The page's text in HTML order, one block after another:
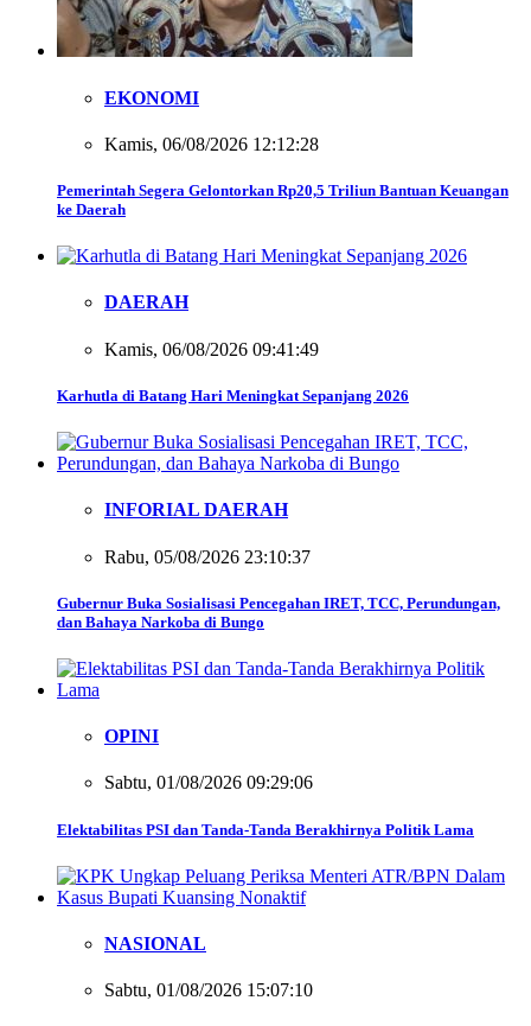
EKONOMI
Kamis, 06/08/2026 12:12:28
Pemerintah Segera Gelontorkan Rp20,5 Triliun Bantuan Keuangan
ke Daerah
DAERAH
Kamis, 06/08/2026 09:41:49
Karhutla di Batang Hari Meningkat Sepanjang 2026
INFORIAL DAERAH
Rabu, 05/08/2026 23:10:37
Gubernur Buka Sosialisasi Pencegahan IRET, TCC, Perundungan,
dan Bahaya Narkoba di Bungo
OPINI
Sabtu, 01/08/2026 09:29:06
Elektabilitas PSI dan Tanda-Tanda Berakhirnya Politik Lama
NASIONAL
Sabtu, 01/08/2026 15:07:10